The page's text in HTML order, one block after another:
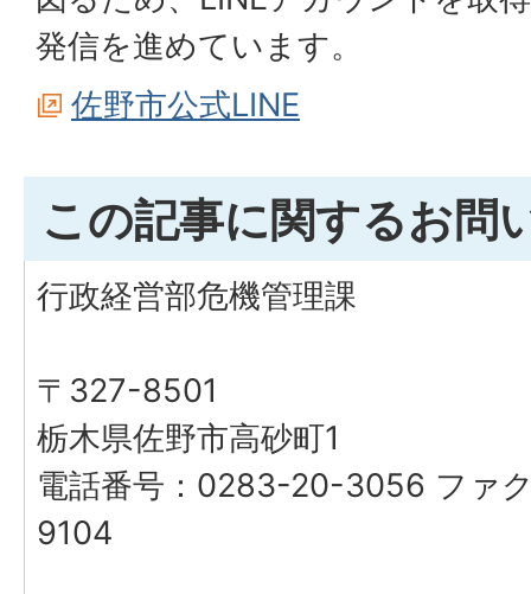
発信を進めています。
佐野市公式LINE
この記事に関するお問
行政経営部危機管理課
〒327-8501
栃木県佐野市高砂町1
電話番号：0283-20-3056 ファ
9104